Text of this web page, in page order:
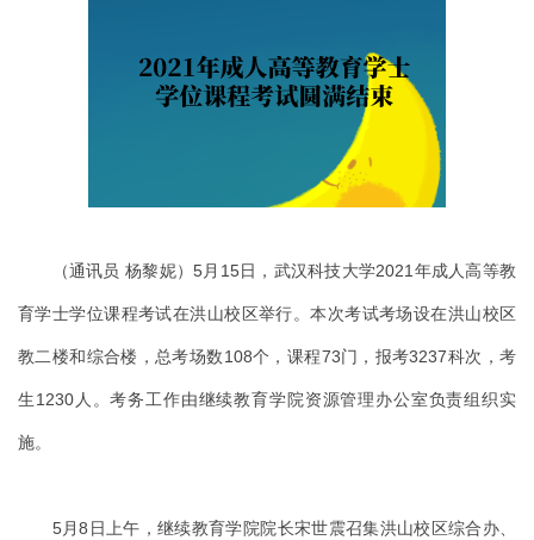
（通讯员 杨黎妮）5月15日，武汉科技大学2021年成人高等教
育学士学位课程考试在洪山校区举行。本次考试考场设在洪山校区
教二楼和综合楼，总考场数108个，课程73门，报考3237科次，考
生1230人。考务工作由继续教育学院资源管理办公室负责组织实
施。
5月8日上午，继续教育学院院长宋世震召集洪山校区综合办、